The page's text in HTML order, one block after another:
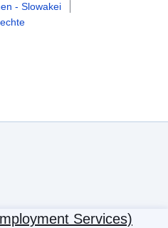
- Slowakei
Services)